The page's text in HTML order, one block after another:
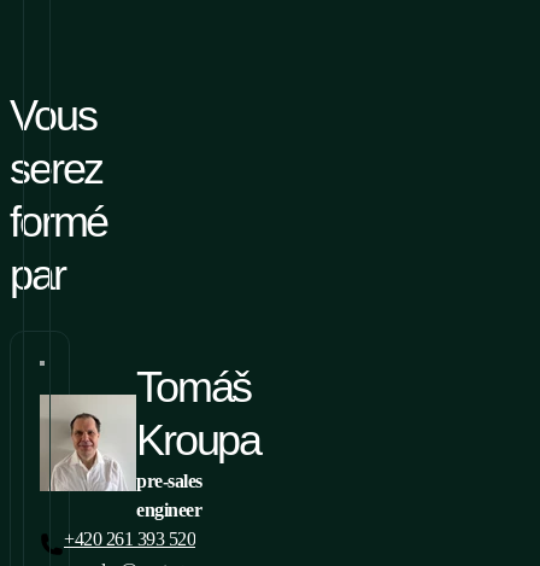
Vous
serez
formé
par
Tomáš
Kroupa
pre-sales
engineer
+420 261 393 520